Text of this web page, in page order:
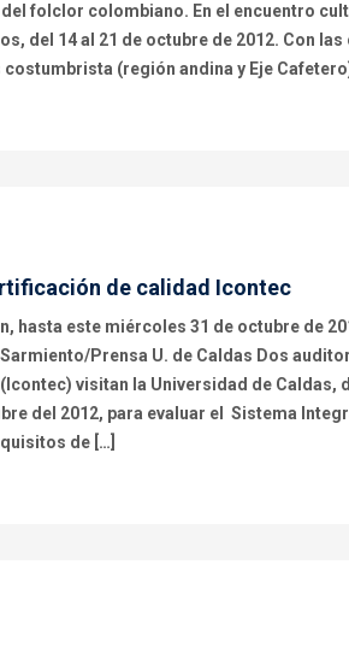
folclor colombiano. En el encuentro
del 14 al 21 de octubre de 2012. Con
(región andina y Eje
de calidad Icontec
hasta este miércoles 31 de octubre de
Prensa U. de Caldas Dos
visitan la Universidad de Caldas,
del 2012, para evaluar el Sistema
de […]